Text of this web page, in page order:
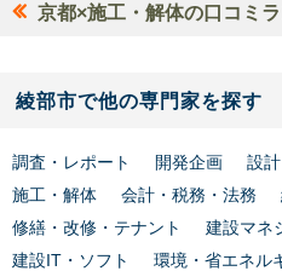
京都×施工・解体の口コミ
綾部市で他の専門家を探す
調査・レポート 開発企画 設
施工・解体
会計・税務・法務
修繕・改修・テナント
建設マネ
建設IT・ソフト
環境・省エネル